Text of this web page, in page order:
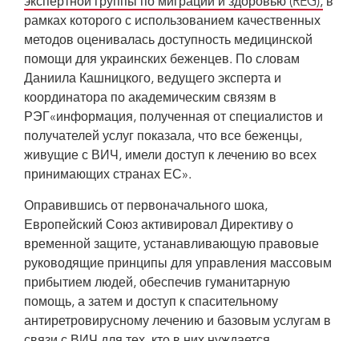
рамках которого с использованием качественных
методов оценивалась доступность медицинской
помощи для украинских беженцев. По словам
Даниила Кашницкого, ведущего эксперта и
координатора по академическим связям в
РЭГ«информация, полученная от специалистов и
получателей услуг показала, что все беженцы,
живущие с ВИЧ, имели доступ к лечению во всех
принимающих странах ЕС».
Оправившись от первоначального шока,
Европейский Союз активировал Директиву о
временной защите, устанавливающую правовые
руководящие принципы для управления массовым
прибытием людей, обеспечив гуманитарную
помощь, а затем и доступ к спасительному
антиретровирусному лечению и базовым услугам в